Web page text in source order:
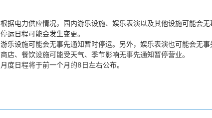
根据电力供应情况，园内游乐设施、娱乐表演以及其他设施可能会
停运日程可能会发生变更。
游乐设施可能会无事先通知暂时停运。另外，娱乐表演也可能会无
商店、餐饮设施可能受天气、季节影响无事先通知暂停营业。
月度日程将于前一个月的8日左右公布。